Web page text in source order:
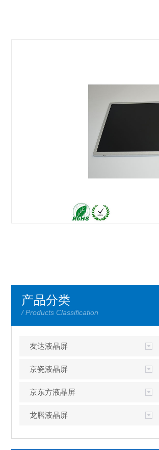
产品分类
/ Products Classification
友达液晶屏
京瓷液晶屏
京东方液晶屏
龙腾液晶屏